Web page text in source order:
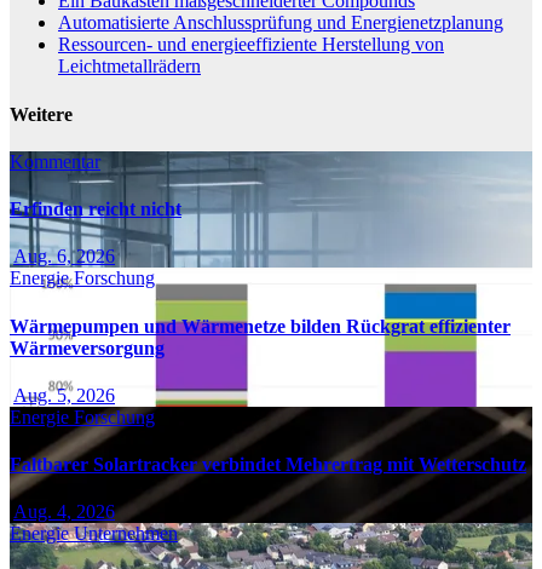
Automatisierte Anschlussprüfung und Energienetzplanung
Ressourcen- und energieeffiziente Herstellung von
Leichtmetallrädern
Weitere
Kommentar
Erfinden reicht nicht
Aug. 6, 2026
EnergieForschung
Wärmepumpen und Wärmenetze bilden Rückgrat effizienter
Wärmeversorgung
Aug. 5, 2026
Energie Forschung
Faltbarer Solartracker verbindet Mehrertrag mit Wetterschutz
Aug. 4, 2026
EnergieUnternehmen